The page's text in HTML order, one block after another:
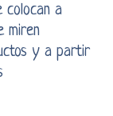
colocan a
miren
y a partir